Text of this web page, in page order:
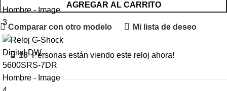
AGREGAR AL CARRITO
Comparar con otro modelo Mi lista de deseo
18 Personas están viendo este reloj ahora!